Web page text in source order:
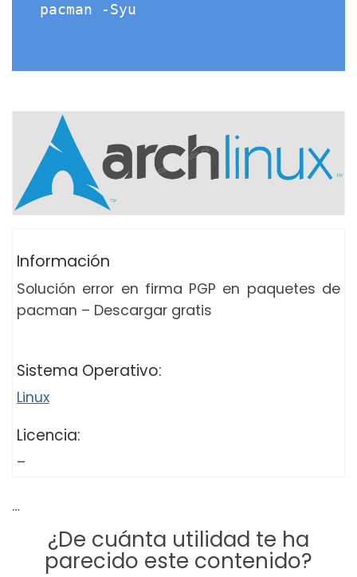
pacman -Syu
Información
Solución error en firma PGP en paquetes de
pacman – Descargar gratis
Sistema Operativo:
Linux
Licencia:
–
…
¿De cuánta utilidad te ha
parecido este contenido?